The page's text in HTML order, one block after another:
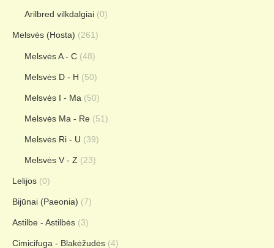
Arilbred vilkdalgiai (0)
Melsvės (Hosta) (261)
Melsvės A - C (48)
Melsvės D - H (50)
Melsvės I - Ma (50)
Melsvės Ma - Re (51)
Melsvės Ri - U (39)
Melsvės V - Z (23)
Lelijos (0)
Bijūnai (Paeonia) (7)
Astilbe - Astilbės (3)
Cimicifuga - Blakėžudės (4)